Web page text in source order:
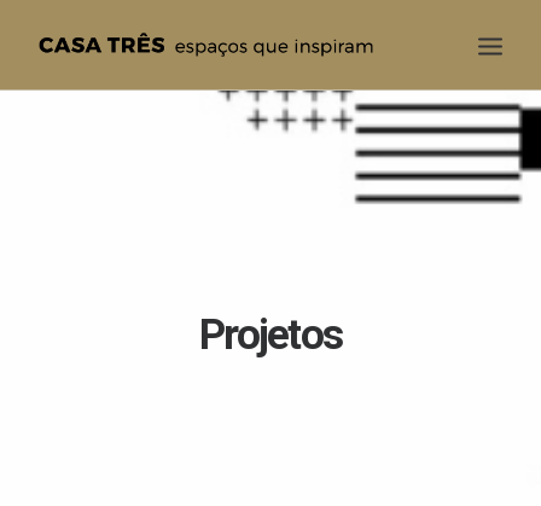
Projetos